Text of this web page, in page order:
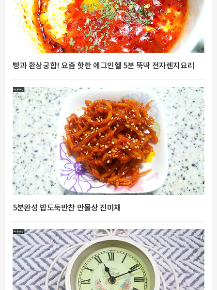
빵과 환상궁합! 요즘 핫한 에그인헬 5분 뚝딱 전자렌지요리
5분완성 밥도둑반찬 만물상 진미채